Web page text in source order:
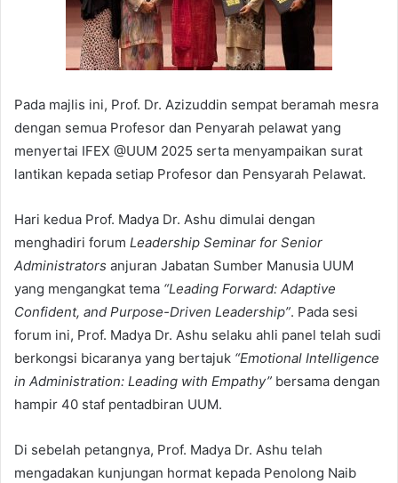
Pada majlis ini, Prof. Dr. Azizuddin sempat beramah mesra
dengan semua Profesor dan Penyarah pelawat yang
menyertai IFEX @UUM 2025 serta menyampaikan surat
lantikan kepada setiap Profesor dan Pensyarah Pelawat.
Hari kedua Prof. Madya Dr. Ashu dimulai dengan
menghadiri forum Leadership Seminar for Senior
Administrators anjuran Jabatan Sumber Manusia UUM
yang mengangkat tema “Leading Forward: Adaptive
Confident, and Purpose-Driven Leadership”. Pada sesi
forum ini, Prof. Madya Dr. Ashu selaku ahli panel telah sudi
berkongsi bicaranya yang bertajuk “Emotional Intelligence
in Administration: Leading with Empathy” bersama dengan
hampir 40 staf pentadbiran UUM.
Di sebelah petangnya, Prof. Madya Dr. Ashu telah
mengadakan kunjungan hormat kepada Penolong Naib